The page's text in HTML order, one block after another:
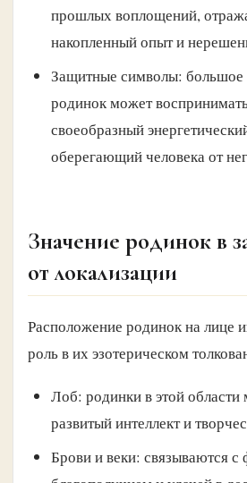
прошлых воплощений,
накопленный опыт и
Защитные символы: большое
родинок может
своеобразный
оберегающий человека от
Значение родинок в
от локализации
Расположение родинок на лице
роль в их эзотерическом
Лоб: родинки в этой области
развитый интеллект и
Брови и веки: связываются